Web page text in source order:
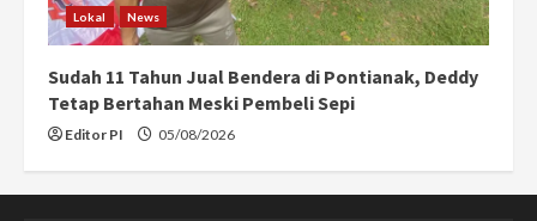
Lokal News
Sudah 11 Tahun Jual Bendera di Pontianak, Deddy
Tetap Bertahan Meski Pembeli Sepi
Editor PI 05/08/2026